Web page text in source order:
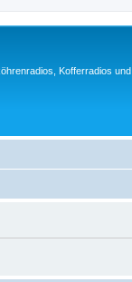
Kofferradios und